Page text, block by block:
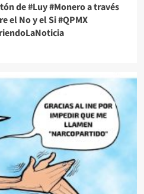
de #Luy #Monero a través
el No y el Si #QPMX